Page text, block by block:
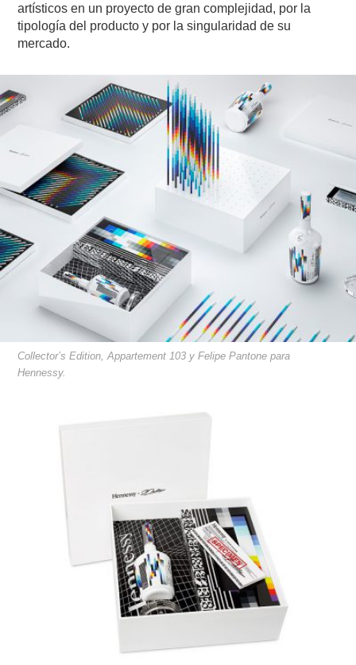
artísticos en un proyecto de gran complejidad, por la
tipología del producto y por la singularidad de su
mercado.
Collector’s Edition, Appartement 103 y Felipe Pantone para
Hennessy.